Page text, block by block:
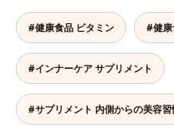
#健康食品 ビタミン #健
#インナーケア サプリメント
#サプリメント 内側からの美容習